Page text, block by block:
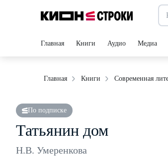
Главная Книги Аудио Медиа
Главная Книги Современная
По подписке
Татьянин дом
Н.В. Умеренкова